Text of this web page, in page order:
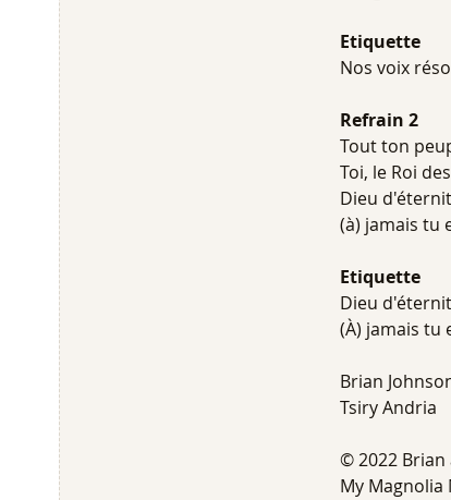
Etiquette
Nos voix
Refrain 2
Tout ton
Toi, le Roi
Dieu
(à) jamais tu
Etiquette
Dieu
(À) jamais tu
Brian
Tsiry Andria
© 2022 Brian
My Magnolia